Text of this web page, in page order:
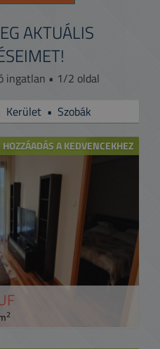
AKTUÁLIS
ingatlan • 1/2 oldal
Kerület• Szobák
HOZZÁADÁS A KEDVENCEKHEZ
2